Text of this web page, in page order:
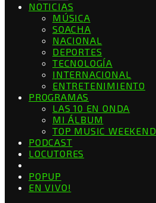
NOTICIAS
MÚSICA
SOACHA
NACIONAL
DEPORTES
TECNOLOGÍA
INTERNACIONAL
ENTRETENIMIENTO
PROGRAMAS
LAS 10 EN ONDA
MI ÁLBUM
TOP MUSIC WEEKEND
PODCAST
LOCUTORES
POPUP
EN VIVO!